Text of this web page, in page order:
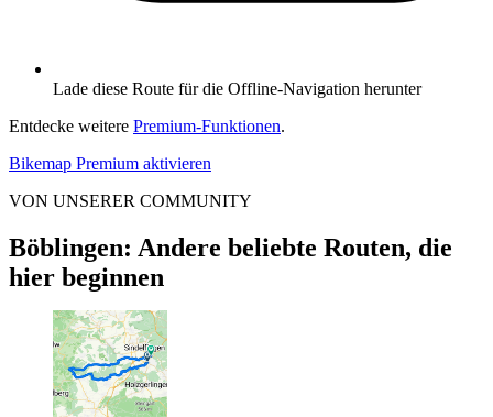
Lade diese Route für die Offline-Navigation herunter
Entdecke weitere Premium-Funktionen.
Bikemap Premium aktivieren
VON UNSERER COMMUNITY
Böblingen: Andere beliebte Routen, die
hier beginnen